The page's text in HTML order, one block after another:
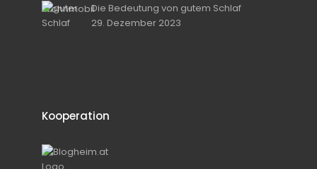
Die Bedeutung von gutem Schlaf
29. Dezember 2023
Kooperation